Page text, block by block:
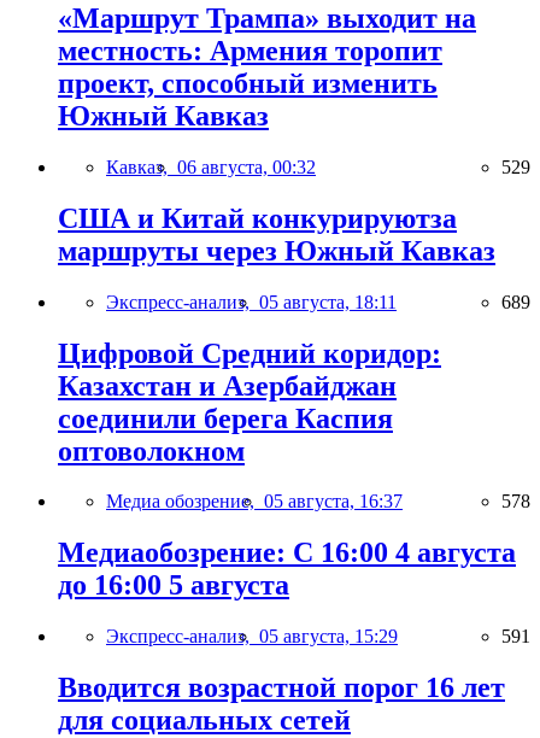
«Маршрут Трампа» выходит на
местность: Армения торопит
проект, способный изменить
Южный Кавказ
Кавказ, 06 августа, 00:32 529
США и Китай конкурируютза
маршруты через Южный Кавказ
Экспресс-анализ, 05 августа, 18:11 689
Цифровой Средний коридор:
Казахстан и Азербайджан
соединили берега Каспия
оптоволокном
Медиа обозрение, 05 августа, 16:37 578
Медиаобозрение: С 16:00 4 августа
до 16:00 5 августа
Экспресс-анализ, 05 августа, 15:29 591
Вводится возрастной порог 16 лет
для социальных сетей